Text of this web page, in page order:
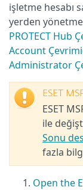
işletme hesabı
yerden
PROTECT Hub
Account
Administrator
ESET
ESET
ile
Sonu
fazla
Open the